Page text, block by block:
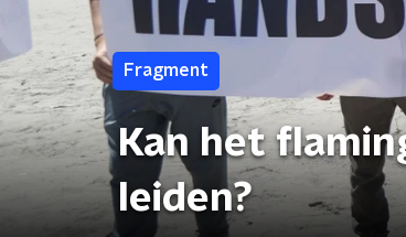
Fragment
Kan het
leiden?